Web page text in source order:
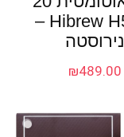
בר Hibrew H5 –
נירוסטה
₪489.00